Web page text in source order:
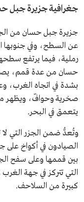
جغرافية جزيرة جبل
جزيرة جبل حسان من
عن السطح، وفي
رملية، فيما يرتفع
بشدة في اتجاه الغرب،
صخرية وحوافّ، ويظهر
يتعمق في البحر.
وتُعدُّ ضمن الجزر التي
الصيادون في أكواخ على
بين قممها وعلى سفح
التي تتركز في جهة
كبيرة من السلاحف.